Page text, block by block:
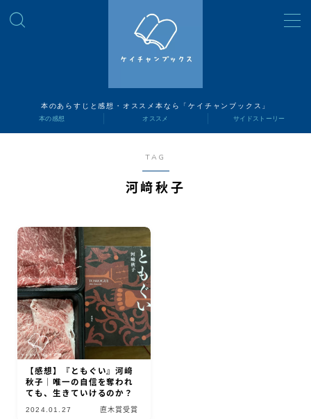
本のあらすじと感想・オススメ本なら「ケイチャンブックス」
本の感想
本の感想 オススメ サイドストーリー
TAG
河﨑秋子
【感想】『ともぐい』河﨑
秋子｜唯一の自信を奪われ
ても、生きていけるのか？
2024.01.27 直木賞受賞